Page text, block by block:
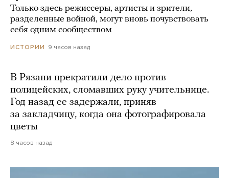
Только здесь режиссеры, артисты и зрители,
разделенные войной, могут вновь почувствовать
себя одним сообществом
ИСТОРИИ 9 часов назад
В Рязани прекратили дело против
полицейских, сломавших руку учительнице.
Год назад ее задержали, приняв
за закладчицу, когда она фотографировала
цветы
8 часов назад